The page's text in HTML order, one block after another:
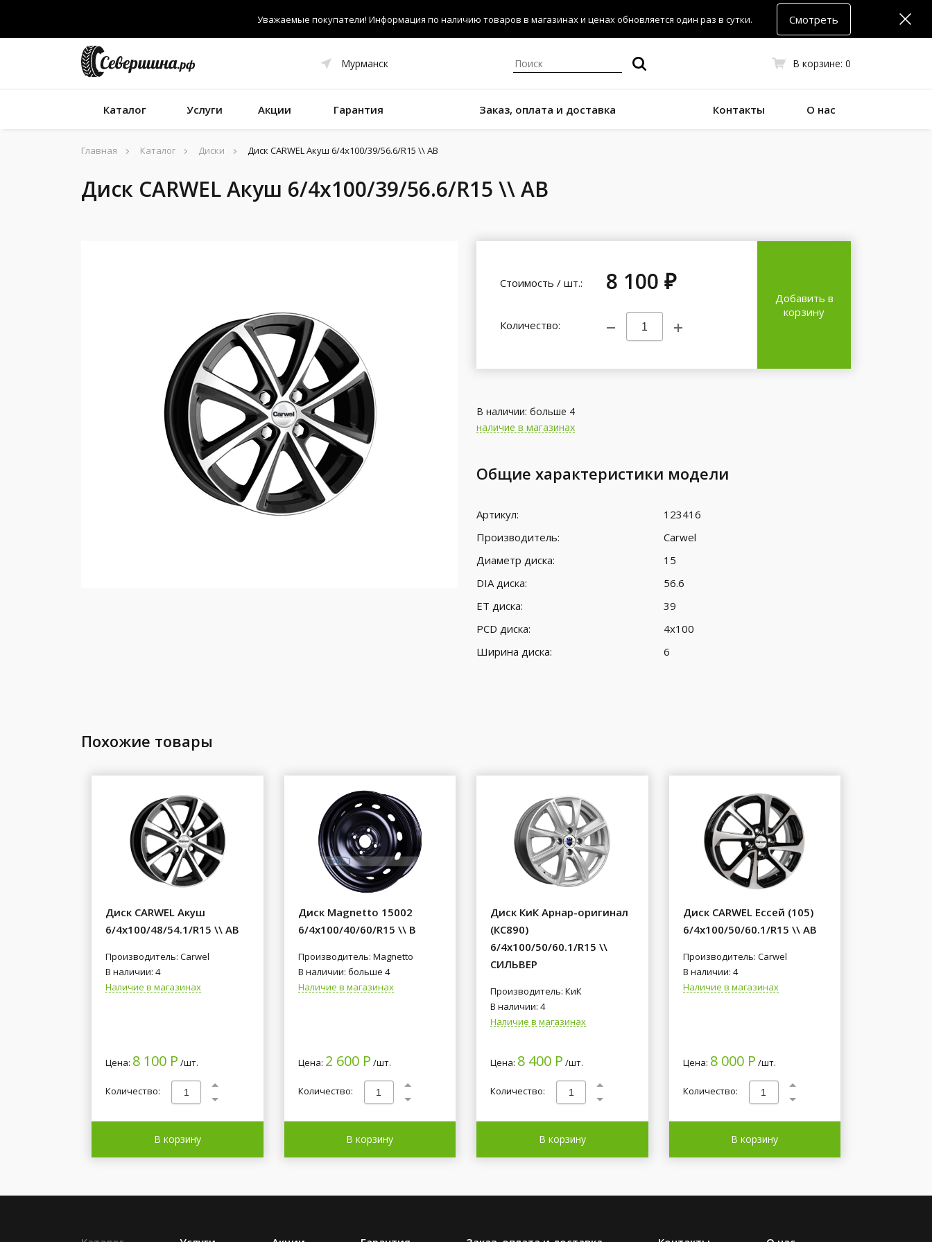
Уважаемые покупатели! Информация по наличию товаров в магазинах и ценах обновляется один раз в сутки. Смотреть
Мурманск В корзине: 0
Каталог Услуги Акции Гарантия Заказ, оплата и доставка Контакты О нас
Главная Каталог Диски Диск CARWEL Акуш 6/4x100/39/56.6/R15 \\ AB
Диск CARWEL Акуш 6/4x100/39/56.6/R15 \\ AB
Стоимость / шт.: 8 100 ₽
Количество:
Добавить в
корзину
В наличии: больше 4
наличие в магазинах
Общие характеристики модели
Артикул:
123416
Производитель:
Carwel
Диаметр диска:
15
DIA диска:
56.6
ET диска:
39
PCD диска:
4x100
Ширина диска:
6
Похожие товары
Диск CARWEL Акуш
6/4x100/48/54.1/R15 \\ AB
Производитель: Carwel
В наличии: 4
Наличие в магазинах
Цена: 8 100 Р /шт.
Количество:
В корзину
Диск Magnetto 15002
6/4x100/40/60/R15 \\ B
Производитель: Magnetto
В наличии: больше 4
Наличие в магазинах
Цена: 2 600 Р /шт.
Количество:
В корзину
Диск КиК Арнар-оригинал
(КС890)
6/4x100/50/60.1/R15 \\
СИЛЬВЕР
Производитель: КиК
В наличии: 4
Наличие в магазинах
Цена: 8 400 Р /шт.
Количество:
В корзину
Диск CARWEL Ессей (105)
6/4x100/50/60.1/R15 \\ AB
Производитель: Carwel
В наличии: 4
Наличие в магазинах
Цена: 8 000 Р /шт.
Количество:
В корзину